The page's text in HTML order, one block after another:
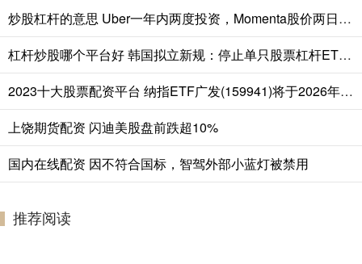
炒股杠杆的意思 Uber一年内两度投资，Momenta股价两日累计涨超18%
杠杆炒股哪个平台好 韩国拟立新规：停止单只股票杠杆ETF交易，考虑临时禁止卖空
2023十大股票配资平台 纳指ETF广发(159941)将于2026年8月7日开市起停牌，自2026年8月7日10:30起复牌，停牌期间赎回业务照常办理
上饶期货配资 闪迪美股盘前跌超10%
国内在线配资 因不符合国标，智驾外部小蓝灯被禁用
推荐阅读